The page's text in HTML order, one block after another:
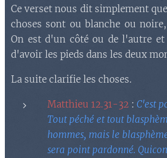
Ce verset nous dit simplement
choses sont ou blanche ou
On est d'un côté ou de l'autre
d'avoir les pieds dans les deux
La suite clarifie les choses.
Matthieu 12.31-32 : C'est
Tout péché et tout
hommes, mais le
sera point pardonné.